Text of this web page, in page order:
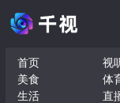
首页 视
美食
体
生活
直